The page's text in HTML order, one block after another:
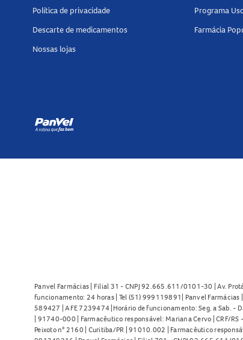
Política de privacidade
Descarte de medicamentos
Nossas lojas
Programa
Farmácia
Panvel Farmácias | Filial 31 - CNPJ 92.665.611/0101-30 | Av.
funcionamento: 24 horas | Tel (51) 999119891| Panvel
589427 | AFE 7239474 |Horário de funcionamento: Seg. a Sab. -
| 91740-000 | Farmacêutico responsável: Mariana Cervo | CRF/
Peixoto n° 2160 | Curitiba/PR | 91010.002 | Farmacêutico